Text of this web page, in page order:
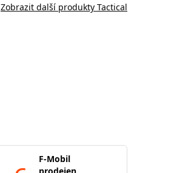
Zobrazit další produkty Tactical
F-Mobil